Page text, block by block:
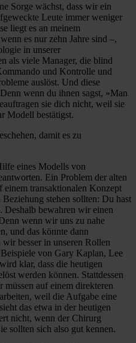
Sorge wächst, dass wir ein
Leute immer weniger
liegt es an meinem
es nur zehn Jahre sind –,
in unserer
als viele Manager, die blind
und Kontrolle und
auslöst. Und diese
wenn du ihnen sagst, »Man
sie dich nicht, weil sie
Modell bestätigst.
damit es zu
eines Modells von
Ein Problem der alten
einem transaktionalen Konzept
stehen sollten: Du hast
Deshalb bewahren wir einen
wenn wir uns zu nahe
und das könnte dann
besser in unseren Rollen
von Gary Kaplan, Lee
klar, dass die heutigen
werden können. Stattdessen
müssen auf einem direkteren
weil die Aufgabe eine
das etwa in der heutigen
nicht, wenn der Chirurg
sollten sich also gut kennen.